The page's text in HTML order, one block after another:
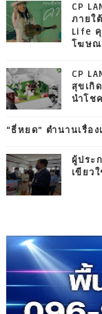
CP
ภายใ
Life
โฆษณ
CP
สุขเกิ
นำโชค
“ธี่หยด” ตำนานเรื่อ
ผู้ประ
เขียว